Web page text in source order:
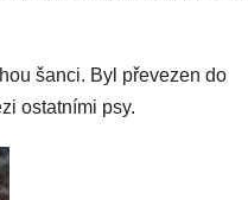
šanci. Byl převezen do
ostatními psy.